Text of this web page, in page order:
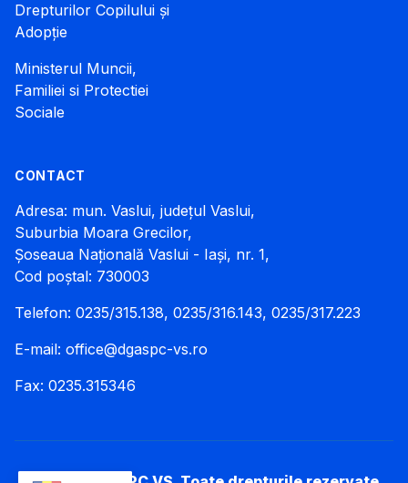
Drepturilor Copilului și
Adopție
Ministerul Muncii,
Familiei si Protectiei
Sociale
CONTACT
Adresa: mun. Vaslui, județul Vaslui,
Suburbia Moara Grecilor,
Șoseaua Națională Vaslui - Iași, nr. 1,
Cod poștal: 730003
Telefon: 0235/315.138, 0235/316.143, 0235/317.223
E-mail: office@dgaspc-vs.ro
Fax: 0235.315346